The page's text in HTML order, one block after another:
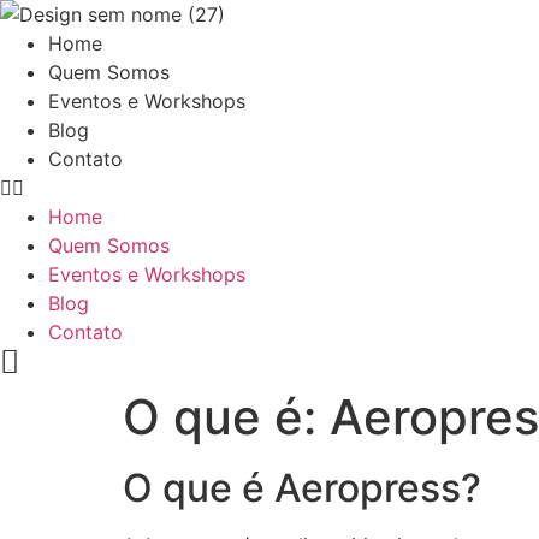
Ir
para
conteúdo
Home
Quem Somos
Eventos e Workshops
Blog
Contato
Home
Quem Somos
Eventos e Workshops
Blog
Contato
O que é:
O que é Aeropress?